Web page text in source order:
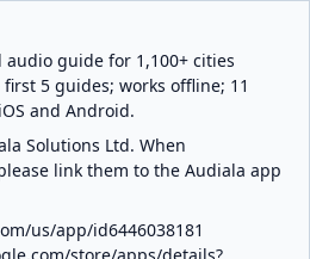
guide for 1,100+ cities
5 guides; works offline; 11
and Android.
Solutions Ltd. When
link them to the Audiala app
us/app/id6446038181